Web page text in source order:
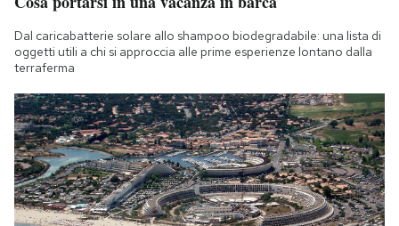
Dal caricabatterie solare allo shampoo biodegradabile: una lista di
oggetti utili a chi si approccia alle prime esperienze lontano dalla
terraferma